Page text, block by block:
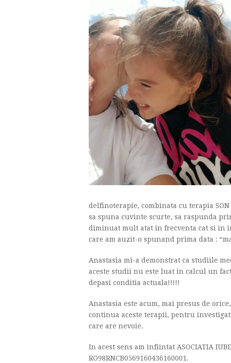
delfinoterapie, combinata cu terapia
sa spuna cuvinte scurte, sa raspunda
diminuat mult atat in frecventa cat si in
care am auzit-o spunand prima data :
Anastasia mi-a demonstrat ca studiile
aceste studii nu este luat in calcul un
depasi conditia actuala!!!!!
Anastasia este acum, mai presus de
continua aceste terapii, pentru
care are nevoie.
In acest sens am infiintat ASOCIATIA
RO98RNCB0569160436160001.